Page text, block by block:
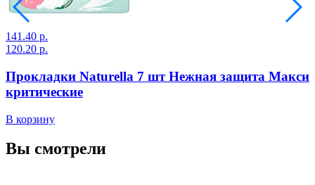
141.40 р.
120.20 р.
Прокладки Naturella 7 шт Нежная защита Макси
критические
В корзину
Вы смотрели